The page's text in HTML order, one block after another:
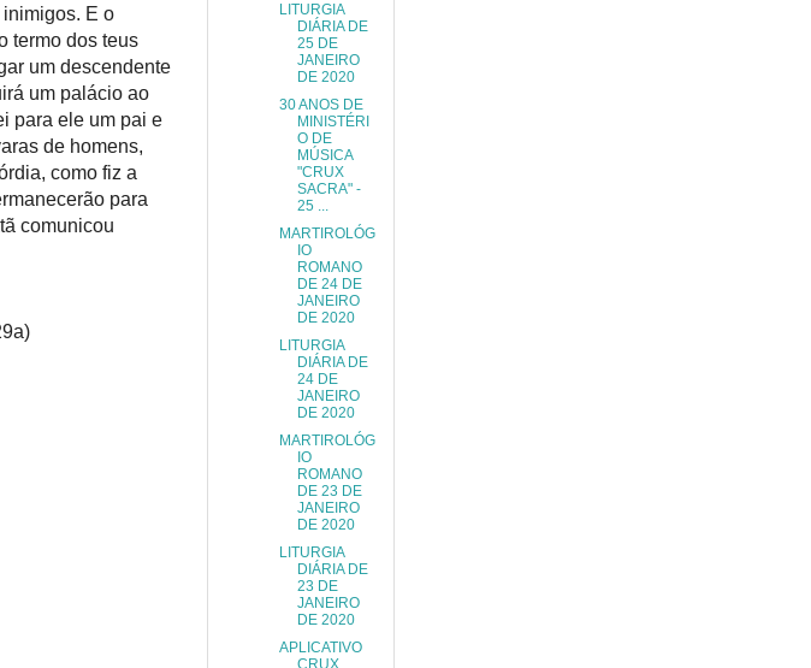
E o
termo dos teus
um descendente
um palácio ao
para ele um pai e
de homens,
como fiz a
para
comunicou
LITURGIA
DIÁRIA DE
25 DE
JANEIRO
DE 2020
30 ANOS DE
MINISTÉRI
O DE
MÚSICA
"CRUX
SACRA" -
25 ...
MARTIROLÓG
IO
ROMANO
DE 24 DE
JANEIRO
DE 2020
LITURGIA
DIÁRIA DE
24 DE
JANEIRO
DE 2020
MARTIROLÓG
IO
ROMANO
DE 23 DE
JANEIRO
DE 2020
LITURGIA
DIÁRIA DE
23 DE
JANEIRO
DE 2020
APLICATIVO
CRUX